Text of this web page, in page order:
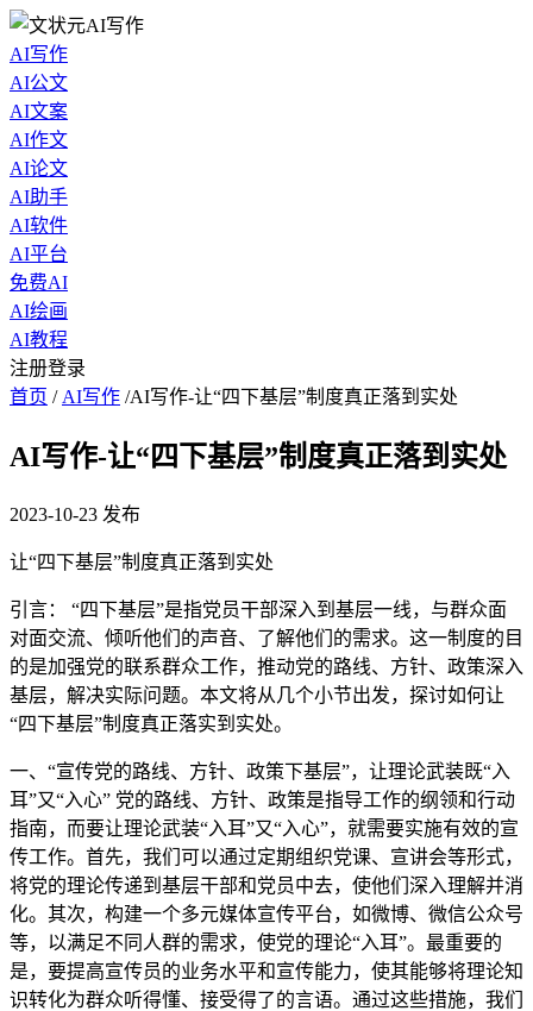
AI写作
AI公文
AI文案
AI作文
AI论文
AI助手
AI软件
AI平台
免费AI
AI绘画
AI教程
注册登录
首页 / AI写作 /AI写作-让“四下基层”制度真正落到实处
AI写作-让“四下基层”制度真正落到实处
2023-10-23 发布
让“四下基层”制度真正落到实处
引言： “四下基层”是指党员干部深入到基层一线，与群众面
对面交流、倾听他们的声音、了解他们的需求。这一制度的目
的是加强党的联系群众工作，推动党的路线、方针、政策深入
基层，解决实际问题。本文将从几个小节出发，探讨如何让
“四下基层”制度真正落实到实处。
一、“宣传党的路线、方针、政策下基层”，让理论武装既“入
耳”又“入心” 党的路线、方针、政策是指导工作的纲领和行动
指南，而要让理论武装“入耳”又“入心”，就需要实施有效的宣
传工作。首先，我们可以通过定期组织党课、宣讲会等形式，
将党的理论传递到基层干部和党员中去，使他们深入理解并消
化。其次，构建一个多元媒体宣传平台，如微博、微信公众号
等，以满足不同人群的需求，使党的理论“入耳”。最重要的
是，要提高宣传员的业务水平和宣传能力，使其能够将理论知
识转化为群众听得懂、接受得了的言语。通过这些措施，我们